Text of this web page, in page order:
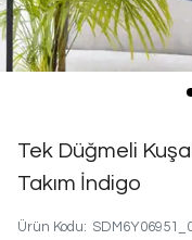
Tek Düğmeli
Takım İndigo
Ürün Kodu: